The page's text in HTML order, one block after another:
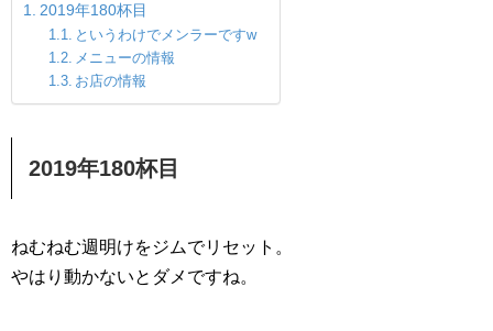
2019年180杯目
というわけでメンラーですw
メニューの情報
お店の情報
2019年180杯目
ねむねむ週明けをジムでリセット。
やはり動かないとダメですね。